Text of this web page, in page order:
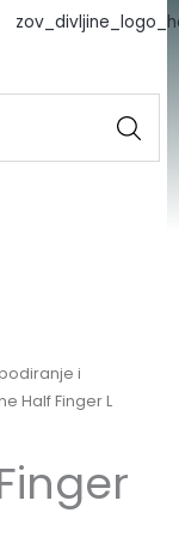
i
Half Finger L